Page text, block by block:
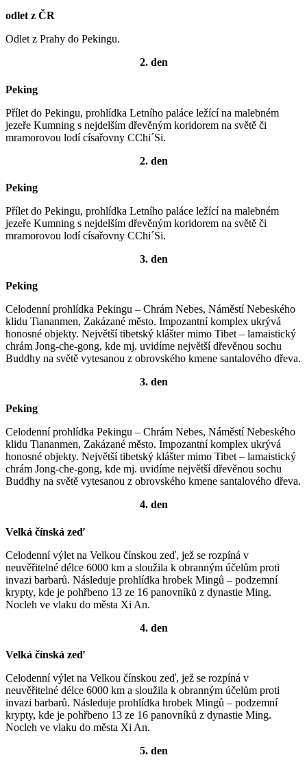
odlet z ČR
Odlet z Prahy do Pekingu.
2. den
Peking
Přílet do Pekingu, prohlídka Letního paláce ležící na malebném
jezeře Kumning s nejdelším dřevěným koridorem na světě či
mramorovou lodí císařovny CChi´Si.
2. den
Peking
Přílet do Pekingu, prohlídka Letního paláce ležící na malebném
jezeře Kumning s nejdelším dřevěným koridorem na světě či
mramorovou lodí císařovny CChi´Si.
3. den
Peking
Celodenní prohlídka Pekingu – Chrám Nebes, Náměstí Nebeského
klidu Tiananmen, Zakázané město. Impozantní komplex ukrývá
honosné objekty. Největší tibetský klášter mimo Tibet – lamaistický
chrám Jong-che-gong, kde mj. uvidíme největší dřevěnou sochu
Buddhy na světě vytesanou z obrovského kmene santalového dřeva.
3. den
Peking
Celodenní prohlídka Pekingu – Chrám Nebes, Náměstí Nebeského
klidu Tiananmen, Zakázané město. Impozantní komplex ukrývá
honosné objekty. Největší tibetský klášter mimo Tibet – lamaistický
chrám Jong-che-gong, kde mj. uvidíme největší dřevěnou sochu
Buddhy na světě vytesanou z obrovského kmene santalového dřeva.
4. den
Velká čínská zeď
Celodenní výlet na Velkou čínskou zeď, jež se rozpíná v
neuvěřitelné délce 6000 km a sloužila k obranným účelům proti
invazi barbarů. Následuje prohlídka hrobek Mingů – podzemní
krypty, kde je pohřbeno 13 ze 16 panovníků z dynastie Ming.
Nocleh ve vlaku do města Xi An.
4. den
Velká čínská zeď
Celodenní výlet na Velkou čínskou zeď, jež se rozpíná v
neuvěřitelné délce 6000 km a sloužila k obranným účelům proti
invazi barbarů. Následuje prohlídka hrobek Mingů – podzemní
krypty, kde je pohřbeno 13 ze 16 panovníků z dynastie Ming.
Nocleh ve vlaku do města Xi An.
5. den